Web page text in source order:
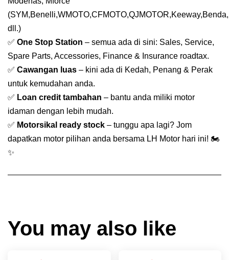
(SYM,Benelli,WMOTO,CFMOTO,QJMOTOR,Keeway,Benda,
dll.)
✅ One Stop Station – semua ada di sini: Sales, Service,
Spare Parts, Accessories, Finance & Insurance roadtax.
✅ Cawangan luas – kini ada di Kedah, Penang & Perak
untuk kemudahan anda.
✅ Loan credit tambahan – bantu anda miliki motor
idaman dengan lebih mudah.
✅ Motorsikal ready stock – tunggu apa lagi? Jom
dapatkan motor pilihan anda bersama LH Motor hari ini! 🏍️
✨
You may also like